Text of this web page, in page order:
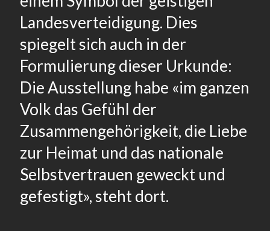
Landesverteidigung. Dies
spiegelt sich auch in der
Formulierung dieser Urkunde:
Die Ausstellung habe «im ganzen
Volk das Gefühl der
Zusammengehörigkeit, die Liebe
zur Heimat und das nationale
Selbstvertrauen geweckt und
gefestigt», steht dort.